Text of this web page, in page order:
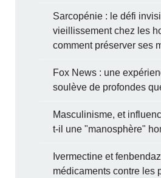
Sarcopénie : le défi
vieillissement chez les
comment préserver ses
Fox News : une
soulève de profondes
Masculinisme, et
t-il une "manosphère"
Ivermectine et
médicaments contre les